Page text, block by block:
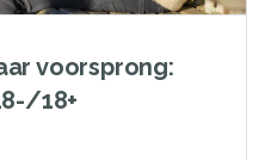
voorsprong:
18+